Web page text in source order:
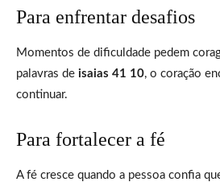
Para enfrentar desafios
Momentos de dificuldade pedem
palavras de isaias 41 10, o coração
continuar.
Para fortalecer a fé
A fé cresce quando a pessoa confia